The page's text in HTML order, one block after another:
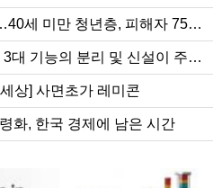
세 미만 청년층, 피해자 75.9%
기능의 분리 및 신설이 주는 함의
상] 사면초가 레미콘
화, 한국 경제에 남은 시간